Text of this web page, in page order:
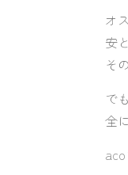
オ
安
そ
で
全